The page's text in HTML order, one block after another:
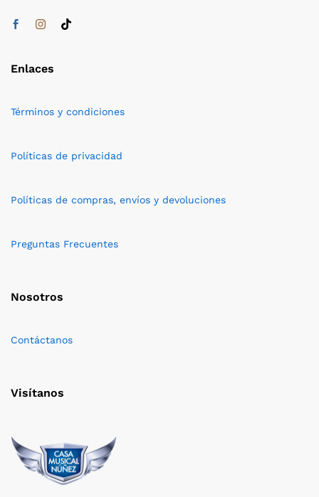
Enlaces
Términos y condiciones
Políticas de privacidad
Políticas de compras, envíos y devoluciones
Preguntas Frecuentes
Nosotros
Contáctanos
Visítanos